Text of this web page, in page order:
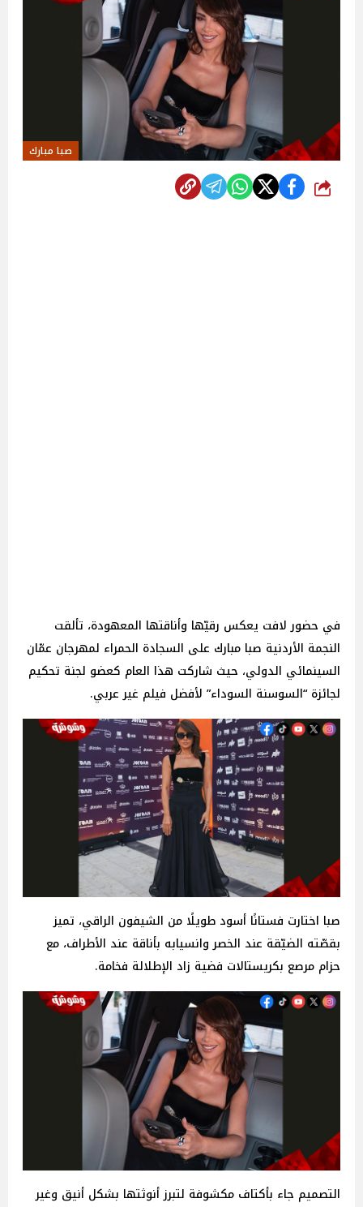
صبا مبارك
شارك
في حضور لافت يعكس رقيّها وأناقتها المعهودة، تألقت
النجمة الأردنية صبا مبارك على السجادة الحمراء لمهرجان عمّان
السينمائي الدولي، حيث شاركت هذا العام كعضو لجنة تحكيم
لجائزة “السوسنة السوداء” لأفضل فيلم غير عربي.
صبا اختارت فستانًا أسود طويلًا من الشيفون الراقي، تميز
بقصّته الضيّقة عند الخصر وانسيابه بأناقة عند الأطراف، مع
حزام مرصع بكريستالات فضية زاد الإطلالة فخامة.
التصميم جاء بأكتاف مكشوفة لتبرز أنوثتها بشكل أنيق وغير